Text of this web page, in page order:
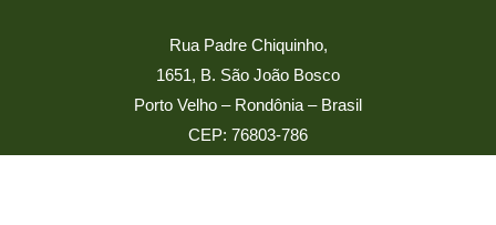
Rua Padre Chiquinho,
1651, B. São João Bosco
Porto Velho – Rondônia – Brasil
CEP: 76803-786